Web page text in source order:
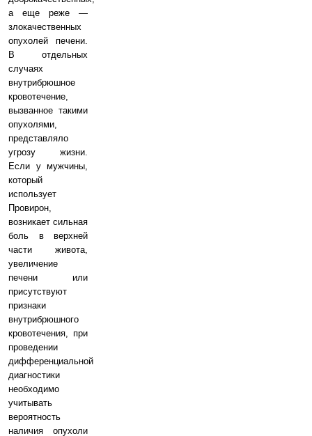
а еще реже —
злокачественных
опухолей печени.
В отдельных
случаях
внутрибрюшное
кровотечение,
вызванное такими
опухолями,
представляло
угрозу жизни.
Если у мужчины,
который
использует
Провирон,
возникает сильная
боль в верхней
части живота,
увеличение
печени или
присутствуют
признаки
внутрибрюшного
кровотечения, при
проведении
дифференциальной
диагностики
необходимо
учитывать
вероятность
наличия опухоли